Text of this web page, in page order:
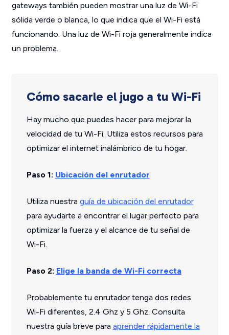
gateways también pueden mostrar una luz de Wi-Fi
sólida verde o blanca, lo que indica que el Wi-Fi está
funcionando. Una luz de Wi-Fi roja generalmente indica
un problema.
Cómo sacarle el jugo a tu Wi-Fi
Hay mucho que puedes hacer para mejorar la
velocidad de tu Wi-Fi. Utiliza estos recursos para
optimizar el internet inalámbrico de tu hogar.
Paso 1: Ubicación del enrutador
Utiliza nuestra guía de ubicación del enrutador
para ayudarte a encontrar el lugar perfecto para
optimizar la fuerza y el alcance de tu señal de
Wi-Fi.
Paso 2: Elige la banda de Wi-Fi correcta
Probablemente tu enrutador tenga dos redes
Wi-Fi diferentes, 2.4 Ghz y 5 Ghz. Consulta
nuestra guía breve para aprender rápidamente la